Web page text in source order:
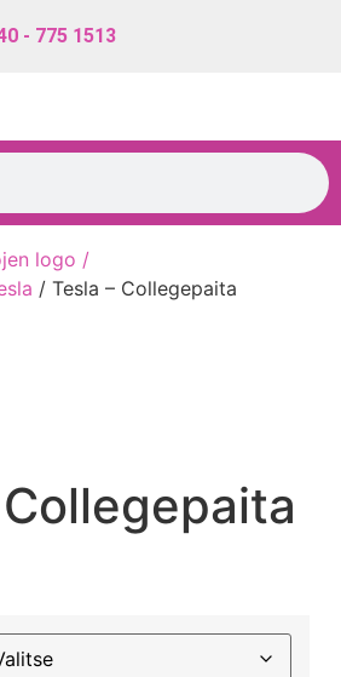
- 775 1513
logo /
/ Tesla – Collegepaita